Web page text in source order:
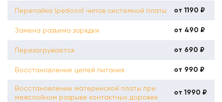
Перепайка (реболл) чипов системной платы от 1190 ₽
Замена разъема зарядки от 490 ₽
Перезагружается от 690 ₽
Восстановление цепей питания от 990 ₽
Восстановление материнской платы при
межслойном разрыве контактных дорожек
от 1990 ₽